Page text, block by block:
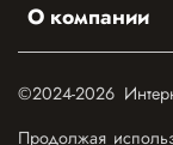
О компании
©2024-2026
Продолжая